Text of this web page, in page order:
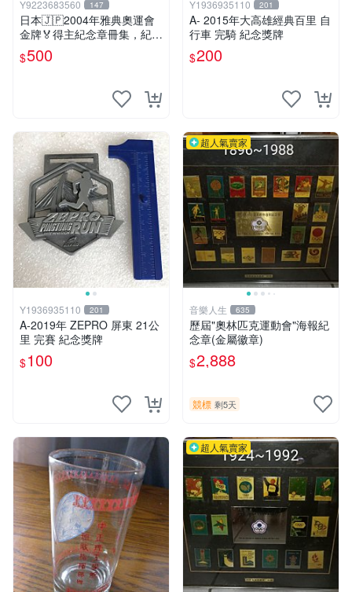
Y9223683560 147
日本🇯🇵2004年雅典奧運會
金牌🏅得主紀念章冊集，紀念
章共15枚
$500
Y1936935110 201
A- 2015年大高雄經典百里 自
行車 完騎 紀念獎牌
$200
Y1936935110 201
A-2019年 ZEPRO 屏東 21公
里 完賽 紀念獎牌
$100
超人氣賣家
音樂人生 635
歷屆"奧林匹克運動會"海報紀
念章(金屬徽章)
$2,888
競標 剩5天
超人氣賣家